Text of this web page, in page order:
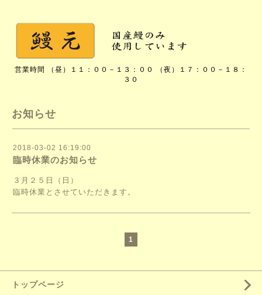
営業時間 （昼）１１：００－１３：００ （夜）１７：００－１８：
３０
お知らせ
2018-03-02 16:19:00
臨時休業のお知らせ
３月２５日（日）
臨時休業とさせていただきます。
1
トップページ